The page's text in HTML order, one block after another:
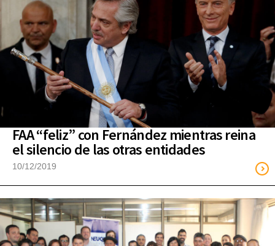
FAA “feliz” con Fernández mientras reina
el silencio de las otras entidades
10/12/2019